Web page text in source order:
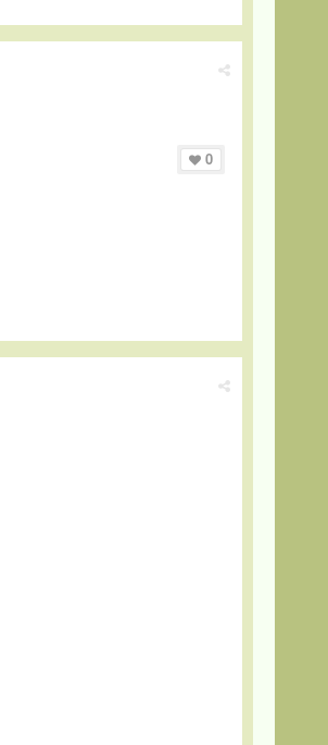
0